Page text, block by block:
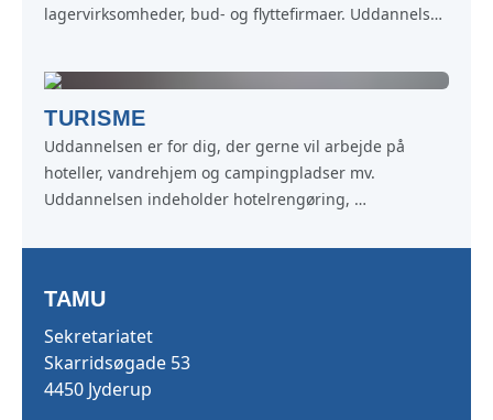
lagervirksomheder, bud- og flyttefirmaer. Uddannelsen
vedligeholdelse af køretøjer. Opgaver i lager/garage.
TURISME
Uddannelsen er for dig, der gerne vil arbejde på
hoteller, vandrehjem og campingpladser mv.
Uddannelsen indeholder hotelrengøring,
afdækning samt lettere tilberedning og anretning af
TAMU
Sekretariatet
Skarridsøgade 53
4450 Jyderup